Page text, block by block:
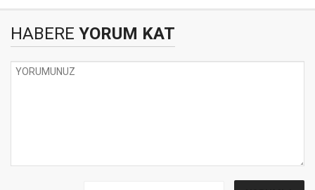
HABERE YORUM KAT